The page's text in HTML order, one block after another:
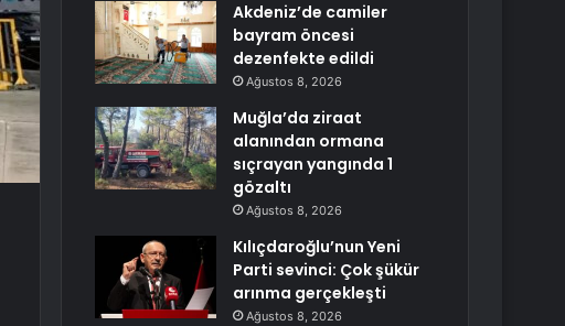
Akdeniz’de camiler
bayram öncesi
dezenfekte edildi
Ağustos 8, 2026
Muğla’da ziraat
alanından ormana
sıçrayan yangında 1
gözaltı
Ağustos 8, 2026
Kılıçdaroğlu’nun Yeni
Parti sevinci: Çok şükür
arınma gerçekleşti
Ağustos 8, 2026